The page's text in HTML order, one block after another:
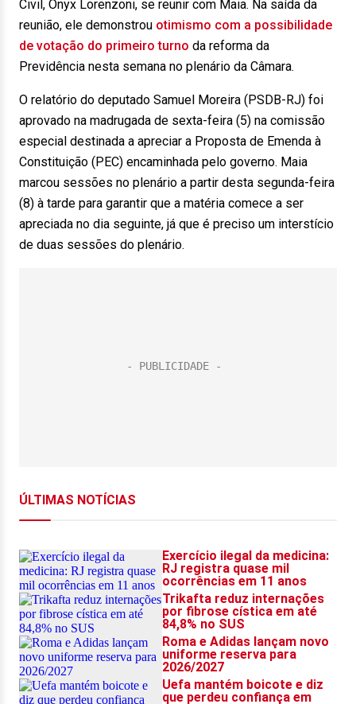
Civil, Onyx Lorenzoni, se reunir com Maia. Na saída da
reunião, ele demonstrou otimismo com a possibilidade
de votação do primeiro turno da reforma da
Previdência nesta semana no plenário da Câmara.
O relatório do deputado Samuel Moreira (PSDB-RJ) foi
aprovado na madrugada de sexta-feira (5) na comissão
especial destinada a apreciar a Proposta de Emenda à
Constituição (PEC) encaminhada pelo governo. Maia
marcou sessões no plenário a partir desta segunda-feira
(8) à tarde para garantir que a matéria comece a ser
apreciada no dia seguinte, já que é preciso um interstício
de duas sessões do plenário.